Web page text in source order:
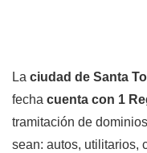
La ciudad de Santa
fecha cuenta con 1
tramitación de
sean: autos, utilitarios,